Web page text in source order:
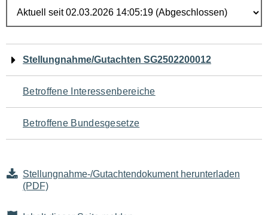
Navigation
für
den
Seiteninhalt
Stellungnahme/Gutachten SG2502200012
Betroffene Interessenbereiche
Betroffene Bundesgesetze
Stellungnahme-/Gutachtendokument herunterladen
(PDF)